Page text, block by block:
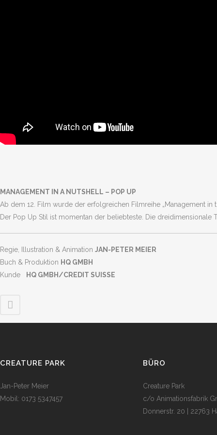
MANAGEMENT IN A NUTSHELL – POP UP
Ab dem 12. Film wurde der erfolgreichen Filmreihe „Management
Der Pop Up Stil ist momentan der beliebteste. Die
Regie, Illustration & Animation JAN-PETER MEIER
Buch & Produktion HQ GMBH
Kunde
HQ GMBH/CREDIT SUISSE
CREATURE PARK
Jan-Peter Meier
Mobil: 0173 5347457
BÜRO
Creature Park
c/o Animationsfabrik
Donnerstr. 20 | 22763